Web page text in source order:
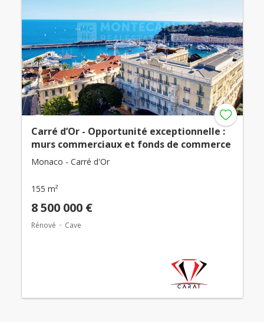
Carré d’Or - Opportunité exceptionnelle :
murs commerciaux et fonds de commerce
Monaco - Carré d'Or
155 m²
8 500 000 €
Rénové Cave